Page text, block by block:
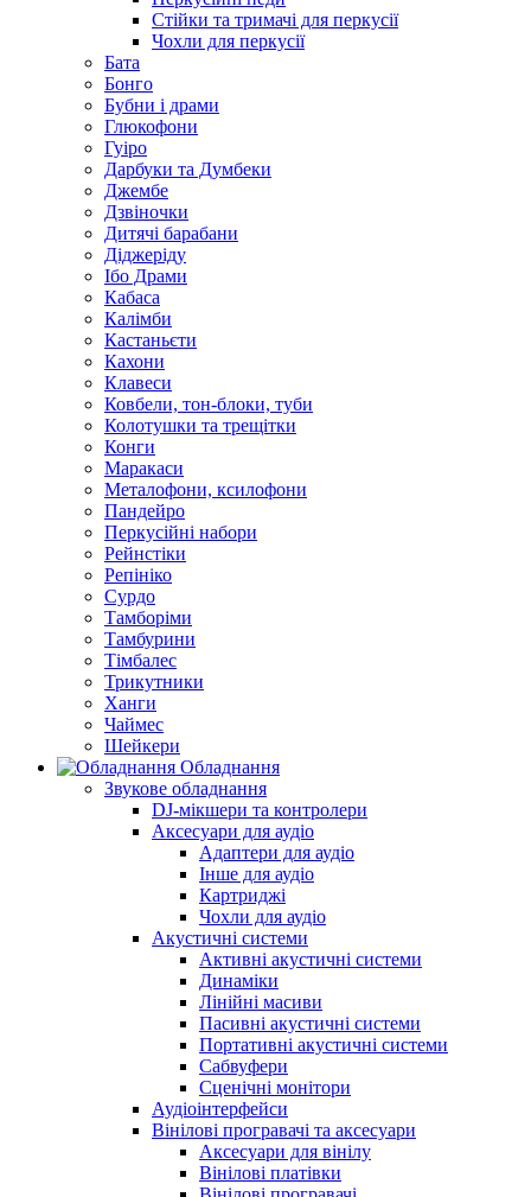
Стійки та тримачі для перкусії
Чохли для перкусії
Бата
Бонго
Бубни і драми
Глюкофони
Гуіро
Дарбуки та Думбеки
Джембе
Дзвіночки
Дитячі барабани
Діджеріду
Ібо Драми
Кабаса
Калімби
Кастаньєти
Кахони
Клавеси
Ковбели, тон-блоки, туби
Колотушки та трещітки
Конги
Маракаси
Металофони, ксилофони
Пандейро
Перкусійні набори
Рейнстіки
Репініко
Сурдо
Тамборіми
Тамбурини
Тімбалес
Трикутники
Ханги
Чаймес
Шейкери
Обладнання
Звукове обладнання
DJ-мікшери та контролери
Аксесуари для аудіо
Адаптери для аудіо
Інше для аудіо
Картриджі
Чохли для аудіо
Акустичні системи
Активні акустичні системи
Динаміки
Лінійні масиви
Пасивні акустичні системи
Портативні акустичні системи
Сабвуфери
Сценічні монітори
Аудіоінтерфейси
Вінілові програвачі та аксесуари
Аксесуари для вінілу
Вінілові платівки